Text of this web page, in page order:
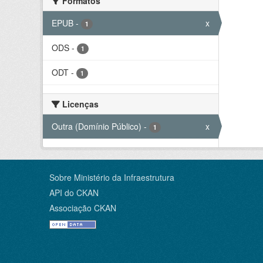
EPUB - 1 x
ODS - 1
ODT - 1
Licenças
Outra (Domínio Público) - 1 x
Sobre Ministério da Infraestrutura
API do CKAN
Associação CKAN